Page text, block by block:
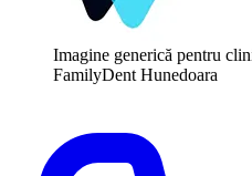
Imagine generică pentru
FamilyDent Hunedoara